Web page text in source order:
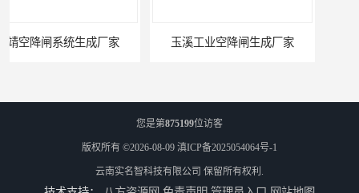
玉溪工业空降闸生成厂家
您是第875199位访客
版权所有 ©2026-08-09 滇ICP备2025054064号-1
云南实名智科技有限公司 保留所有权利.